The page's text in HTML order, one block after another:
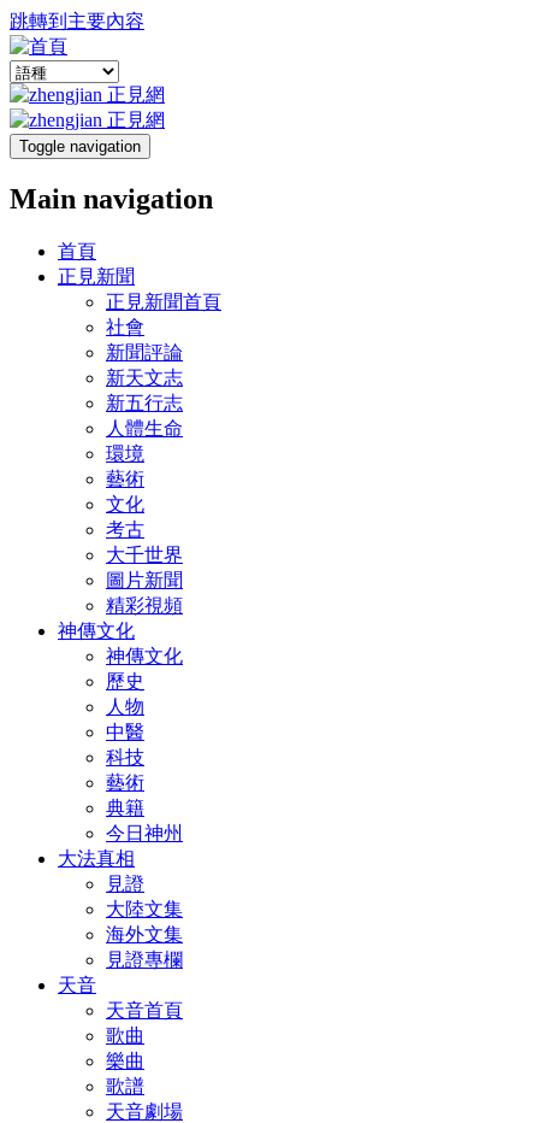
跳轉到主要內容
Toggle navigation
Main navigation
首頁
正見新聞
正見新聞首頁
社會
新聞評論
新天文志
新五行志
人體生命
環境
藝術
文化
考古
大千世界
圖片新聞
精彩視頻
神傳文化
神傳文化
歷史
人物
中醫
科技
藝術
典籍
今日神州
大法真相
見證
大陸文集
海外文集
見證專欄
天音
天音首頁
歌曲
樂曲
歌譜
天音劇場